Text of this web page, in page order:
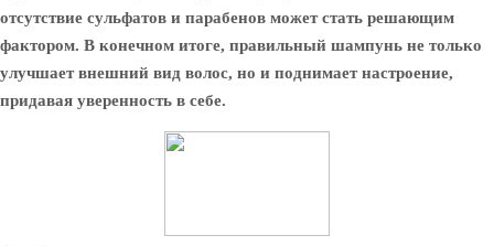
отсутствие сульфатов и парабенов может стать решающим
фактором. В конечном итоге, правильный шампунь не только
улучшает внешний вид волос, но и поднимает настроение,
придавая уверенность в себе.